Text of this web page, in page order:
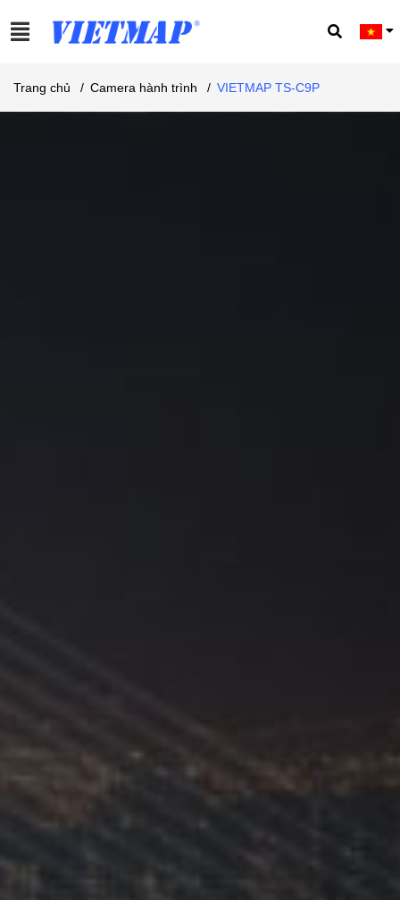
Trang chủ / Camera hành trình / VIETMAP TS-C9P